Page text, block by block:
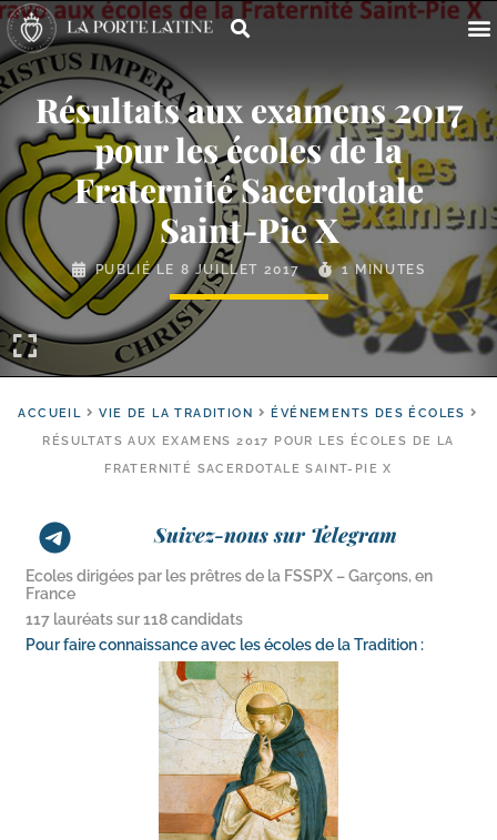
Résultats aux examens 2017
pour les écoles de la
Fraternité Sacerdotale
Saint-​Pie X
PUBLIÉ LE 8 JUILLET 2017 1 MINUTES
ACCUEIL VIE DE LA TRADITION
ÉVÉNEMENTS DES ÉCOLES
RÉSULTATS AUX EXAMENS 2017 POUR LES ÉCOLES DE LA
FRATERNITÉ SACERDOTALE SAINT-PIE X
Suivez-nous sur Telegram
Ecoles dirigées par les prêtres de la FSSPX – Garçons, en
France
117 lauréats sur 118 candidats
Pour faire connaissance avec les écoles de la Tradition :